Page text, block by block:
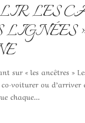
LES
»
sur « les ancêtres »
voiturer ou
chaque...